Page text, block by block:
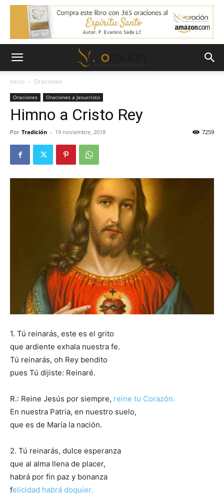
Inicio Oraciones
Oraciones Oraciones a Jesucristo
Himno a Cristo Rey
Por Tradición - 19 noviembre, 2018 7259
1. Tú reinarás, este es el grito
que ardiente exhala nuestra fe.
Tú reinarás, oh Rey bendito
pues Tú dijiste: Reinaré.
R.: Reine Jesús por siempre, reine tu Corazón.
En nuestra Patria, en nuestro suelo,
que es de María la nación.
2. Tú reinarás, dulce esperanza
que al alma llena de placer,
habrá por fin paz y bonanza
felicidad habrá doquier.